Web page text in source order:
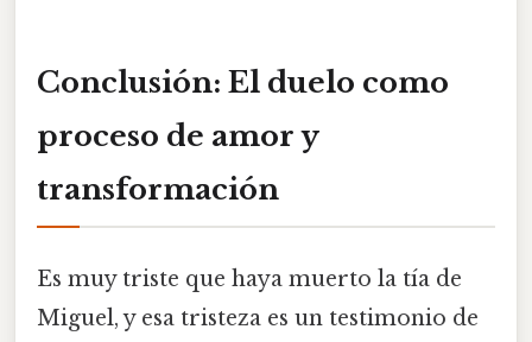
Conclusión: El duelo como
proceso de amor y
transformación
Es muy triste que haya muerto la tía de
Miguel, y esa tristeza es un testimonio de